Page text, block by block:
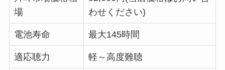
場
わせください)
電池寿命 最大145時間
適応聴力 軽～高度難聴